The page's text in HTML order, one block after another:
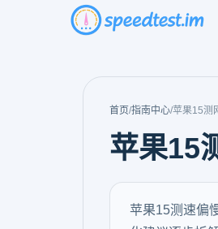
首页/指南中心/苹果15测
苹果15
苹果15测速偏